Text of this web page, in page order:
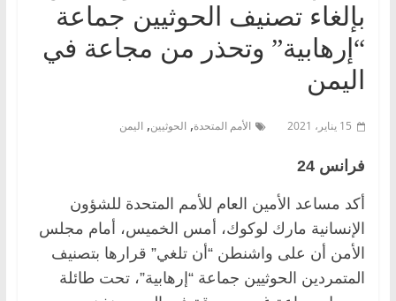
بإلغاء تصنيف الحوثيين جماعة
“إرهابية” وتحذر من مجاعة في
اليمن
15 يناير، 2021 الأمم المتحدة, الحوثيين, اليمن
فرانس 24
أكد مساعد الأمين العام للأمم المتحدة للشؤون
الإنسانية مارك لوكوك، أمس الخميس، أمام مجلس
الأمن أن على واشنطن “أن تلغي” قرارها بتصنيف
المتمردين الحوثيين جماعة “إرهابية”، تحت طائلة